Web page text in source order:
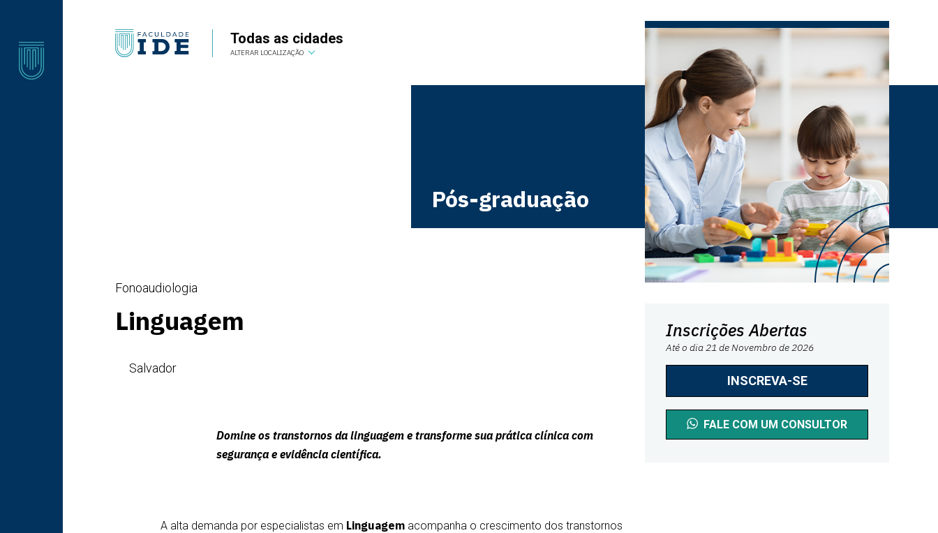
Todas as cidades
Todas as cidades
ALTERAR LOCALIZAÇÃO
Pós-graduação
Inscrições Abertas
Até o dia 21 de Novembro de 2026
INSCREVA-SE
FALE COM UM CONSULTOR
Fonoaudiologia
Linguagem
Salvador
Domine os transtornos da linguagem e transforme sua prática clínica com
segurança e evidência científica.
A alta demanda por especialistas em Linguagem acompanha o crescimento dos transtornos